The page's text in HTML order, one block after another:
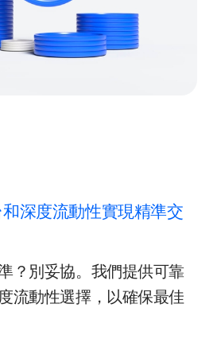
深度流動性實現精準交
？別妥協。我們提供可靠
流動性選擇，以確保最佳